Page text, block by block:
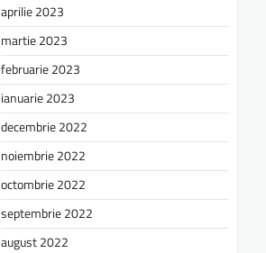
aprilie 2023
martie 2023
februarie 2023
ianuarie 2023
decembrie 2022
noiembrie 2022
octombrie 2022
septembrie 2022
august 2022